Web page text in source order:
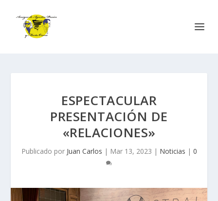
ESPECTACULAR
PRESENTACIÓN DE
«RELACIONES»
Publicado por Juan Carlos | Mar 13, 2023 | Noticias | 0